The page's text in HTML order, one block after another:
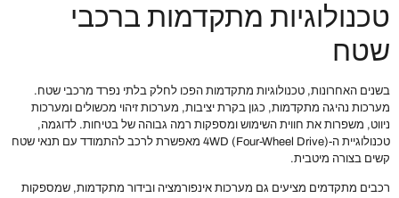
טכנולוגיות מתקדמות ברכבי
שטח
בשנים האחרונות, טכנולוגיות מתקדמות הפכו לחלק בלתי נפרד מרכבי שטח.
מערכות נהיגה מתקדמות, כגון בקרת יציבות, מערכות זיהוי מכשולים ומערכות
ניווט, משפרות את חווית השימוש ומספקות רמה גבוהה של בטיחות. לדוגמה,
טכנולוגיית ה-4WD (Four-Wheel Drive) מאפשרת לרכב להתמודד עם תנאי שטח
קשים בצורה מיטבית.
רכבים מתקדמים מציעים גם מערכות אינפורמציה ובידור מתקדמות, שמספקות